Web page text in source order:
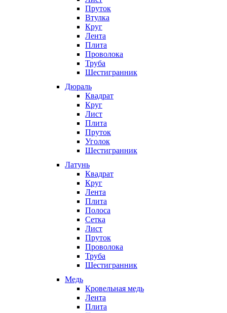
Пруток
Втулка
Круг
Лента
Плита
Проволока
Труба
Шестигранник
Дюраль
Квадрат
Круг
Лист
Плита
Пруток
Уголок
Шестигранник
Латунь
Квадрат
Круг
Лента
Плита
Полоса
Сетка
Лист
Пруток
Проволока
Труба
Шестигранник
Медь
Кровельная медь
Лента
Плита